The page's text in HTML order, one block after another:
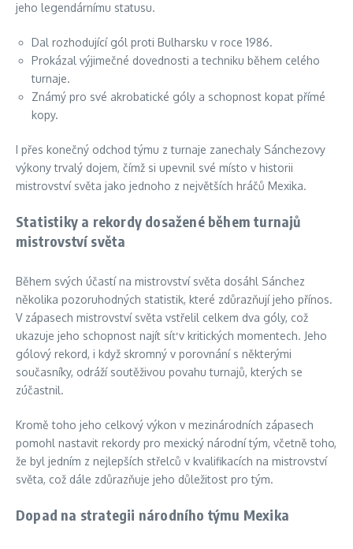
jeho legendárnímu statusu.
Dal rozhodující gól proti Bulharsku v roce 1986.
Prokázal výjimečné dovednosti a techniku během celého
turnaje.
Známý pro své akrobatické góly a schopnost kopat přímé
kopy.
I přes konečný odchod týmu z turnaje zanechaly Sánchezovy
výkony trvalý dojem, čímž si upevnil své místo v historii
mistrovství světa jako jednoho z největších hráčů Mexika.
Statistiky a rekordy dosažené během turnajů
mistrovství světa
Během svých účastí na mistrovství světa dosáhl Sánchez
několika pozoruhodných statistik, které zdůrazňují jeho přínos.
V zápasech mistrovství světa vstřelil celkem dva góly, což
ukazuje jeho schopnost najít síť v kritických momentech. Jeho
gólový rekord, i když skromný v porovnání s některými
současníky, odráží soutěživou povahu turnajů, kterých se
zúčastnil.
Kromě toho jeho celkový výkon v mezinárodních zápasech
pomohl nastavit rekordy pro mexický národní tým, včetně toho,
že byl jedním z nejlepších střelců v kvalifikacích na mistrovství
světa, což dále zdůrazňuje jeho důležitost pro tým.
Dopad na strategii národního týmu Mexika